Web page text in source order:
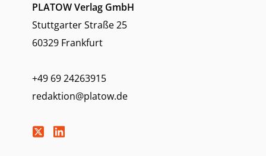
PLATOW Verlag GmbH
Stuttgarter Straße 25
60329 Frankfurt
+49 69 24263915
redaktion@platow.de